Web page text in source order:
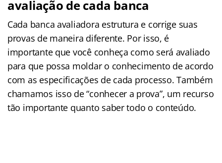
avaliação de cada banca
Cada banca avaliadora estrutura e corrige suas
provas de maneira diferente. Por isso, é
importante que você conheça como será avaliado
para que possa moldar o conhecimento de acordo
com as especificações de cada processo. Também
chamamos isso de “conhecer a prova”, um recurso
tão importante quanto saber todo o conteúdo.